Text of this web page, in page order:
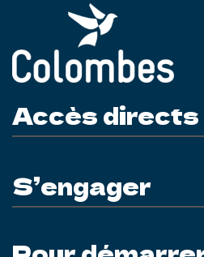
Accès directs
S’engager